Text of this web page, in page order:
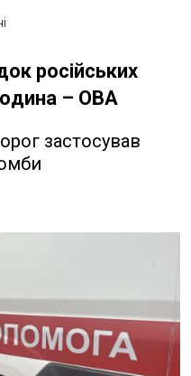
російських
– ОВА
застосував